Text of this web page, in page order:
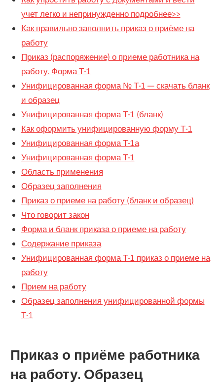
учет легко и непринужденно подробнее>>
Как правильно заполнить приказ о приёме на
работу
Приказ (распоряжение) о приеме работника на
работу. Форма Т-1
Унифицированная форма № Т-1 — скачать бланк
и образец
Унифицированная форма Т-1 (бланк)
Как оформить унифицированную форму Т-1
Унифицированная форма Т-1а
Унифицированная форма Т-1
Область применения
Образец заполнения
Приказ о приеме на работу (бланк и образец)
Что говорит закон
Форма и бланк приказа о приеме на работу
Содержание приказа
Унифицированная форма Т-1 приказ о приеме на
работу
Прием на работу
Образец заполнения унифицированной формы
Т-1
Приказ о приёме работника
на работу. Образец